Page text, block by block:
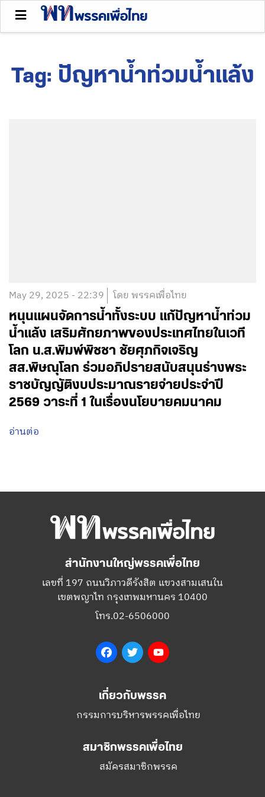
Tag: ปัญหาน้ำท่วมน้ำแล้ง
May 29, 2025 - 22:39 โดย พรรคเพื่อไทย
หนุนแผนจัดการน้ำทั้งระบบ แก้ปัญหาน้ำท่วม
น้ำแล้ง เสริมศักยภาพของประเทศไทยในเวที
โลก น.ส.พิมพ์พิชชา ชัยศุภกิจเจริญ
สส.พิษณุโลก ร่วมอภิปรายสนับสนุนร่างพระ
ราชบัญญัติงบประมาณรายจ่ายประจำปี
2569 วาระที่ 1 ในเรื่องนโยบายคมนาคม
อ่านต่อ
สำนักงานใหญ่พรรคเพื่อไทย
เลขที่ 197 ถนนวิภาวดีรังสิต แขวงสามเสนใน
เขตพญาไท กรุงเทพมหานคร 10400
โทร.02-6506000
FacebookTwitter
เกี่ยวกับพรรค
กรรมการบริหารพรรคเพื่อไทย
สมาชิกพรรคเพื่อไทย
สมัครสมาชิกพรรค